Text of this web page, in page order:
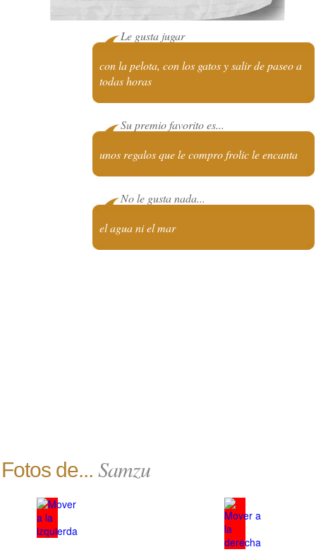
Le gusta jugar
con la pelota, con los gatos y salir de paseo a
todas horas
Su premio favorito es...
unos regalos que le compro frolic le encanta
No le gusta nada...
el agua ni el mar
Fotos de... Samzu